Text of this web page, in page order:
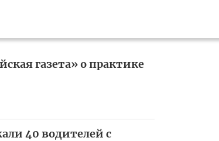
газета» о практике
40 водителей с